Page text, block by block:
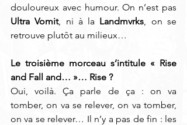
Ultra Vomit, ni à la Landmvrks, on se
retrouve plutôt au milieux…
Le troisième morceau s’intitule « Rise
and Fall and… »… Rise ?
Oui, voilà. Ça parle de ça : on va
tomber, on va se relever, on va tomber,
on va se relever… Il n’y a pas de fin : les